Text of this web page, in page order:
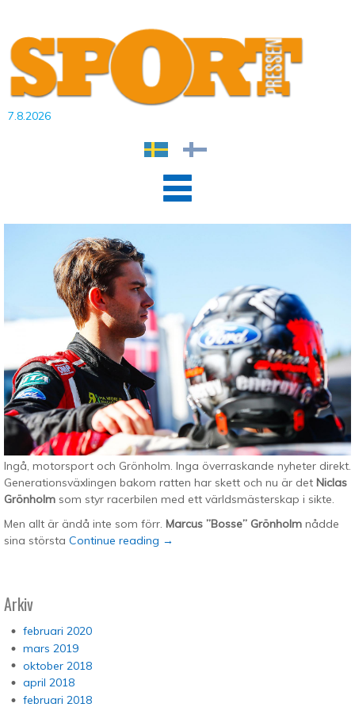
7.8.2026
Arkiv
februari 2020
mars 2019
oktober 2018
april 2018
februari 2018
Ingå, motorsport och Grönholm. Inga överraskande nyheter direkt.
Generationsväxlingen bakom ratten har skett och nu är det Niclas
Grönholm som styr racerbilen med ett världsmästerskap i sikte.
Men allt är ändå inte som förr. Marcus ”Bosse” Grönholm nådde
sina största Continue reading →